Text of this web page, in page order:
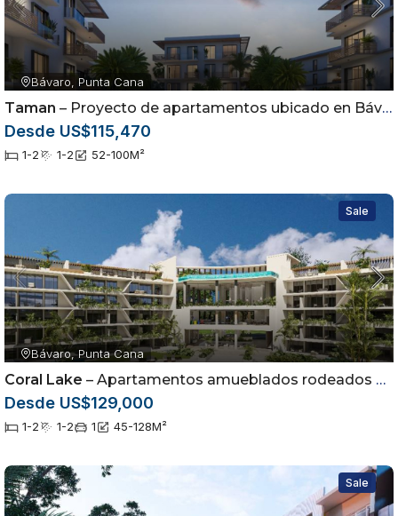
Bávaro, Punta Cana
Taman – Proyecto de apartamentos ubicado en Bávaro, Punta Cana
Desde US$115,470
1-2 1-2 52-100M²
Sale
Bávaro, Punta Cana
Coral Lake – Apartamentos amueblados rodeados por campo de golf en Punta Cana
Desde US$129,000
1-2 1-2 1 45-128M²
Sale